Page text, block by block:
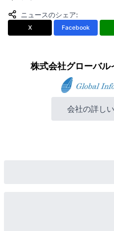
ニュースのシェア:
X Facebook
株式会社グローバ
会社の詳し